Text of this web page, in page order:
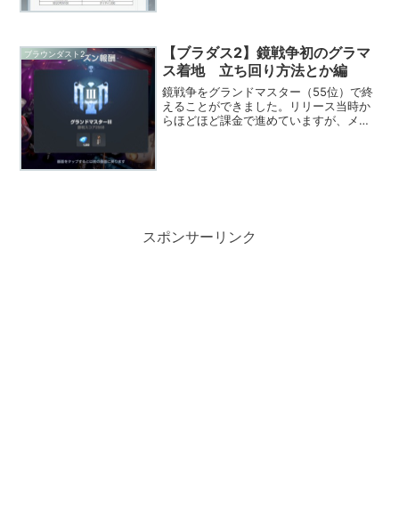
ょう。※入力...
ブラウンダスト2
【ブラダス2】鏡戦争初のグラマ
ス着地 立ち回り方法とか編
鏡戦争をグランドマスター（55位）で終
えることができました。リリース当時か
らほどほど課金で進めていますが、メイ
スポンサーリンク